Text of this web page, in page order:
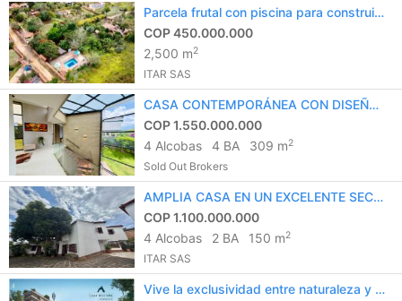
Parcela frutal con piscina para construir casa y descansar
COP 450.000.000
2,500 m2
ITAR SAS
CASA CONTEMPORÁNEA CON DISEÑO VANGUARDISTA
COP 1.550.000.000
4 Alcobas
4 BA 309 m2
Sold Out Brokers
AMPLIA CASA EN UN EXCELENTE SECTOR
COP 1.100.000.000
4 Alcobas
2 BA 150 m2
ITAR SAS
Vive la exclusividad entre naturaleza y confort en Casa Montaña, Ruitoque Alto.